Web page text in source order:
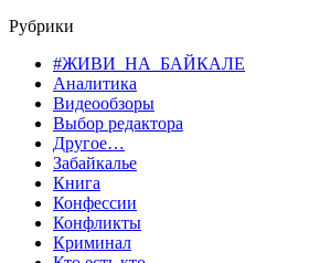
Рубрики
#ЖИВИ_НА_БАЙКАЛЕ
Аналитика
Видеообзоры
Выбор редактора
Другое…
Забайкалье
Книга
Конфессии
Конфликты
Криминал